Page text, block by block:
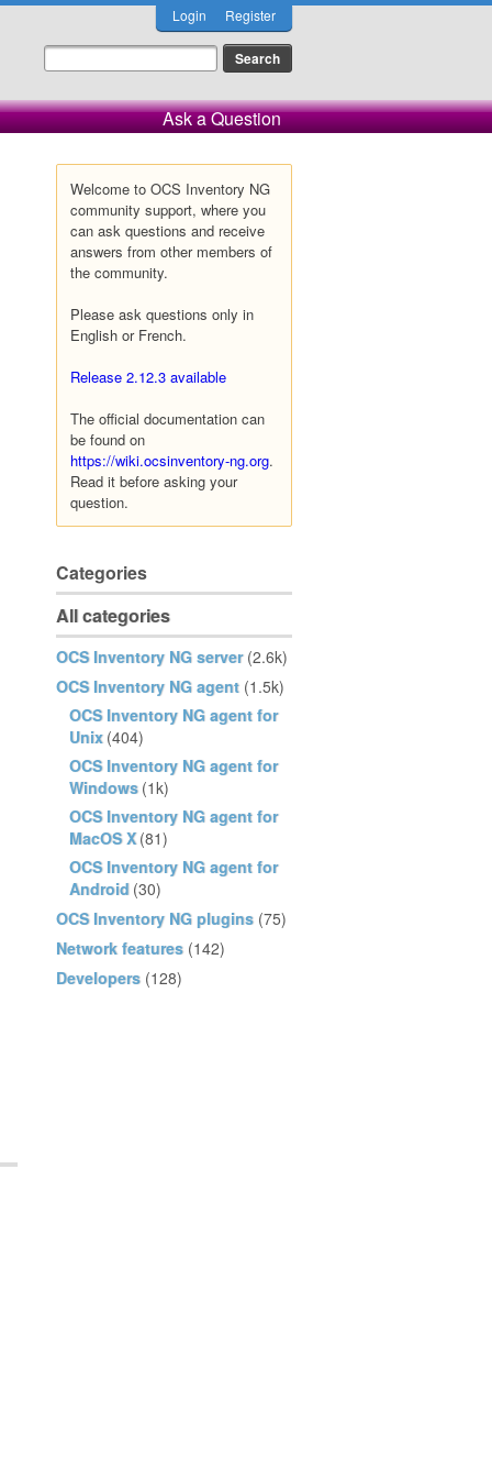
Login Register
Ask a Question
Welcome to OCS Inventory NG
community support, where you
can ask questions and receive
answers from other members of
the community.
Please ask questions only in
English or French.
Release 2.12.3 available
The official documentation can
be found on
https://wiki.ocsinventory-ng.org.
Read it before asking your
question.
Categories
All categories
OCS Inventory NG server (2.6k)
OCS Inventory NG agent (1.5k)
OCS Inventory NG agent for
Unix (404)
OCS Inventory NG agent for
Windows (1k)
OCS Inventory NG agent for
MacOS X (81)
OCS Inventory NG agent for
Android (30)
OCS Inventory NG plugins (75)
Network features (142)
Developers (128)